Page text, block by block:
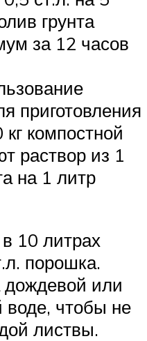
грунта
за 12 часов
приготовления
компостной
раствор из 1
на 1 литр
10 литрах
порошка.
дождевой или
воде, чтобы не
листвы.